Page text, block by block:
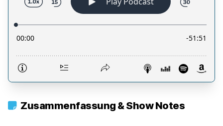
Zusammenfassung & Show Notes